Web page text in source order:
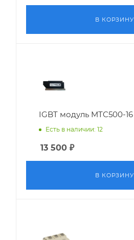
В КОРЗИНУ
IGBT модуль MTC500-16
Есть в наличии: 12
13 500 ₽
В КОРЗИНУ